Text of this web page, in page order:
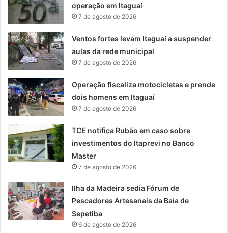
operação em Itaguaí
7 de agosto de 2026
Ventos fortes levam Itaguaí a suspender
aulas da rede municipal
7 de agosto de 2026
Operação fiscaliza motocicletas e prende
dois homens em Itaguaí
7 de agosto de 2026
TCE notifica Rubão em caso sobre
investimentos do Itaprevi no Banco
Master
7 de agosto de 2026
Ilha da Madeira sedia Fórum de
Pescadores Artesanais da Baía de
Sepetiba
6 de agosto de 2026